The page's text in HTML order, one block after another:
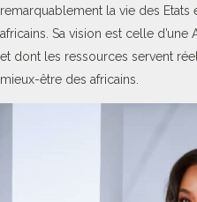
remarquablement la vie des
africains. Sa vision est celle
et dont les ressources servent
mieux-être des africains.